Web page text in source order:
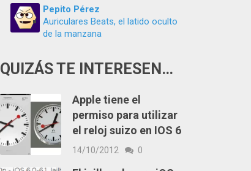
Pepito Pérez
Auriculares Beats, el latido oculto
de la manzana
QUIZÁS TE INTERESEN…
Apple tiene el
permiso para utilizar
el reloj suizo en IOS 6
14/10/2012 0